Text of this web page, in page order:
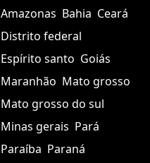
Amazonas Bahia Ceará
Distrito federal
Espírito santo Goiás
Maranhão Mato grosso
Mato grosso do sul
Minas gerais Pará
Paraíba Paraná